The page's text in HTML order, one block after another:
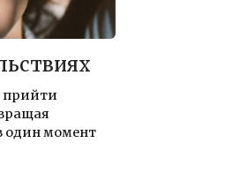
прийти
один момент